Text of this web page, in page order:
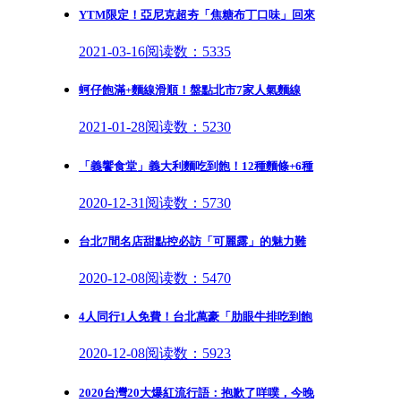
YTM限定！亞尼克超夯「焦糖布丁口味」回來
2021-03-16阅读数：5335
蚵仔飽滿+麵線滑順！盤點北市7家人氣麵線
2021-01-28阅读数：5230
「義饗食堂」義大利麵吃到飽！12種麵條+6種
2020-12-31 阅读数：5730
台北7間名店甜點控必訪「可麗露」的魅力難
2020-12-08阅读数：5470
4人同行1人免費！台北萬豪「肋眼牛排吃到飽
2020-12-08阅读数：5923
2020台灣20大爆紅流行語：抱歉了咩噗，今晚